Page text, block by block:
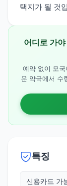
택지가 될 것
어디로 가
예약 없이 모
운 약국에서 수
특징
신용카드 가